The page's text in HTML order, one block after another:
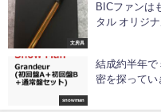
文房具
BICファンは
タル オリジ
snowman
結成約半年で
密を探ってい